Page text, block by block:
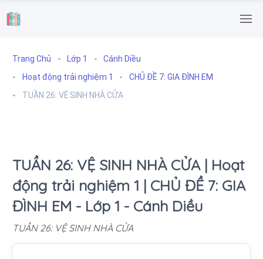
.
Trang Chủ Lớp 1
Cánh Diều
Hoạt động trải nghiệm 1
CHỦ ĐỀ 7: GIA ĐÌNH EM
TUẦN 26: VỆ SINH NHÀ CỬA
TUẦN 26: VỆ SINH NHÀ CỬA | Hoạt
động trải nghiệm 1 | CHỦ ĐỀ 7: GIA
ĐÌNH EM - Lớp 1 - Cánh Diều
TUẦN 26: VỆ SINH NHÀ CỬA